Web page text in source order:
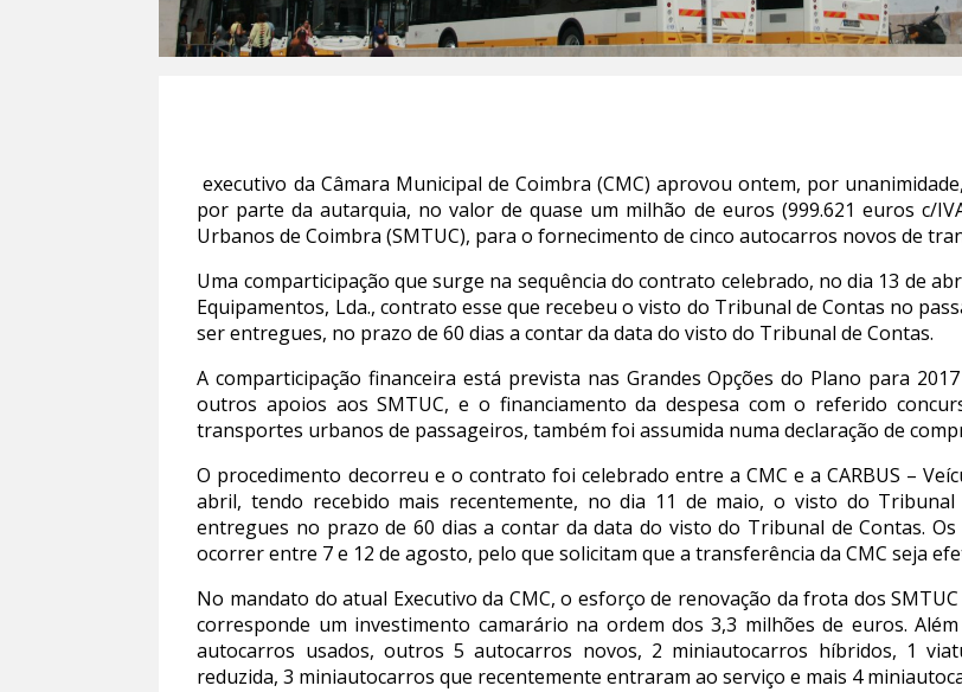
executivo da Câmara Municipal de Coimbra (CMC) aprovou ontem, por
por parte da autarquia, no valor de quase um milhão de euros (999.621 euros c/
Urbanos de Coimbra (SMTUC), para o fornecimento de cinco autocarros novos de
Uma comparticipação que surge na sequência do contrato celebrado, no dia 13 de
Equipamentos, Lda., contrato esse que recebeu o visto do Tribunal de Contas no
ser entregues, no prazo de 60 dias a contar da data do visto do Tribunal de Contas.
A comparticipação financeira está prevista nas Grandes Opções do Plano para
outros apoios aos SMTUC, e o financiamento da despesa com o referido
transportes urbanos de passageiros, também foi assumida numa declaração de
O procedimento decorreu e o contrato foi celebrado entre a CMC e a CARBUS –
abril, tendo recebido mais recentemente, no dia 11 de maio, o visto do
entregues no prazo de 60 dias a contar da data do visto do Tribunal de Contas.
ocorrer entre 7 e 12 de agosto, pelo que solicitam que a transferência da CMC seja
No mandato do atual Executivo da CMC, o esforço de renovação da frota dos
corresponde um investimento camarário na ordem dos 3,3 milhões de euros.
autocarros usados, outros 5 autocarros novos, 2 miniautocarros híbridos, 1
reduzida, 3 miniautocarros que recentemente entraram ao serviço e mais 4